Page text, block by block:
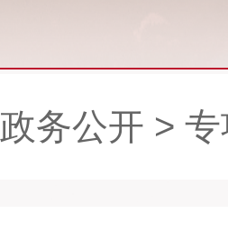
政务公开 >